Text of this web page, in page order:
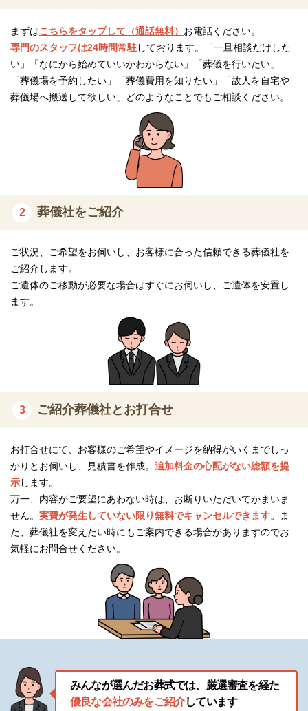
まずはこちらをタップして（通話無料） お電話ください。
専門のスタッフは24時間常駐しております。「一旦相談だけした
い」「なにから始めていいかわからない」「葬儀を行いたい」
「葬儀場を予約したい」「葬儀費用を知りたい」「故人を自宅や
葬儀場へ搬送して欲しい」どのようなことでもご相談ください。
2 葬儀社をご紹介
ご状況、ご希望をお伺いし、お客様に合った信頼できる葬儀社を
ご紹介します。
ご遺体のご移動が必要な場合はすぐにお伺いし、ご遺体を安置し
ます。
3 ご紹介葬儀社とお打合せ
お打合せにて、お客様のご希望やイメージを納得がいくまでしっ
かりとお伺いし、見積書を作成。 追加料金の心配がない総額を提
示します。
万一、内容がご要望にあわない時は、お断りいただいてかまいま
せん。 実費が発生していない限り無料でキャンセルできます。
ま
た、葬儀社を変えたい時にもご案内できる場合がありますのでお
気軽にお問合せください。
みんなが選んだお葬式では、厳選審査を経た
優良な会社のみをご紹介しています